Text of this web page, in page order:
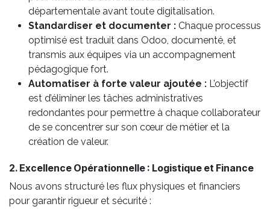
départementale avant toute digitalisation.
Standardiser et documenter : Chaque processus
optimisé est traduit dans Odoo, documenté, et
transmis aux équipes via un accompagnement
pédagogique fort.
Automatiser à forte valeur ajoutée : L’objectif
est d’éliminer les tâches administratives
redondantes pour permettre à chaque collaborateur
de se concentrer sur son cœur de métier et la
création de valeur.
2. Excellence Opérationnelle : Logistique et Finance
Nous avons structuré les flux physiques et financiers
pour garantir rigueur et sécurité :